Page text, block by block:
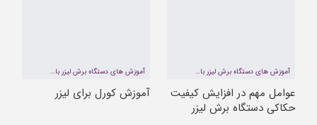
آموزش های دستگاه برش لیزر با تکنیسین ها و متخصصین سیمای شهر
عوامل مهم در افزایش کیفیت
حکاکی دستگاه برش لیزر
آموزش های دستگاه برش لیزر با تکنیسین ها و متخصصین سیمای شهر
آموزش کورل برای لیزر